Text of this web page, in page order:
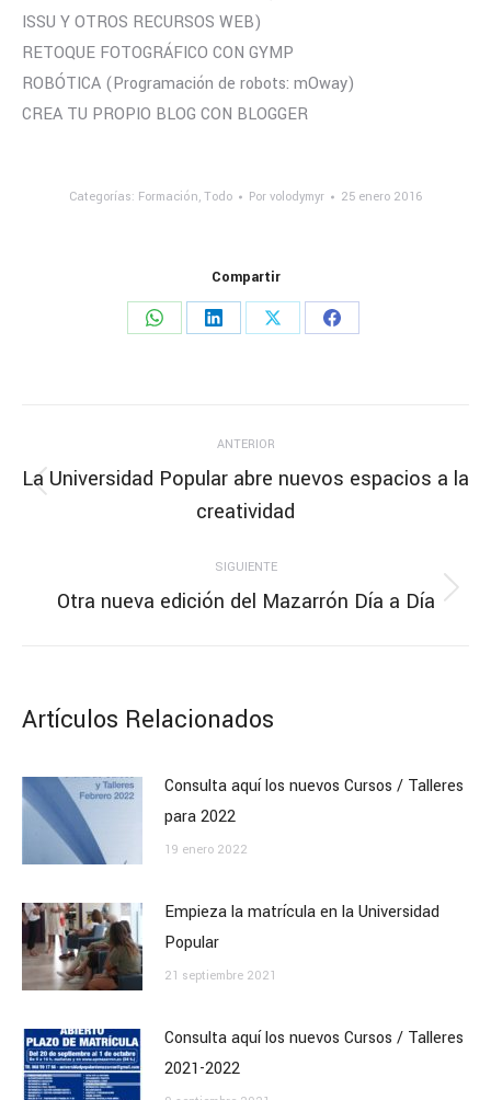
ISSU Y OTROS RECURSOS WEB)
RETOQUE FOTOGRÁFICO CON GYMP
ROBÓTICA (Programación de robots: mOway)
CREA TU PROPIO BLOG CON BLOGGER
Categorías: Formación, Todo Por volodymyr 25 enero 2016
Compartir
Share
Share
Share
Share
entre
publicaciones
ANTERIOR
anterior:
La Universidad Popular abre nuevos espacios a la
creatividad
SIGUIENTE
Publicación
Otra nueva edición del Mazarrón Día a Día
Artículos Relacionados
Consulta aquí los nuevos Cursos / Talleres
para 2022
19 enero 2022
Empieza la matrícula en la Universidad
Popular
21 septiembre 2021
Consulta aquí los nuevos Cursos / Talleres
2021-2022